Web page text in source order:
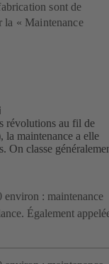
sont de
la « Maintenance
révolutions au fil de
la maintenance a elle
On classe
environ : maintenance
Également